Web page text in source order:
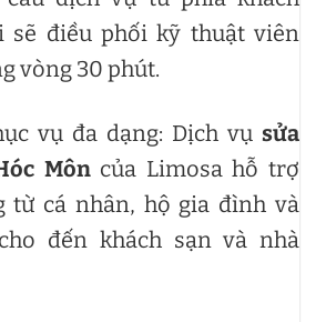
sẽ điều phối kỹ thuật viên
vòng 30 phút.
vụ đa dạng: Dịch vụ sửa
Môncủa Limosa hỗ trợ
từ cá nhân, hộ gia đình và
đến khách sạn và nhà